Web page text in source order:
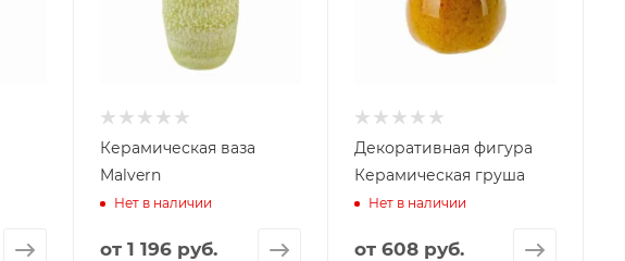
Керамическая ваза
Malvern
Нет в наличии
от 1 196 руб.
Декоративная фигура
Керамическая груша
Нет в наличии
от608 руб.